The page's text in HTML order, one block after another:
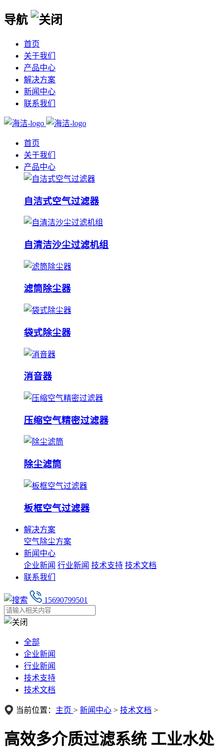
导航
首页
关于我们
产品中心
解决方案
新闻中心
联系我们
首页
关于我们
产品中心
自洁式空气过滤器
自清洁沙尘过滤机组
滤筒除尘器
袋式除尘器
消音器
压缩空气精密过滤器
除尘滤筒
板框空气过滤器
解决方案
空气除尘方案
新闻中心
企业新闻 行业新闻 技术支持 技术文档
联系我们
15690799501
全部
企业新闻
行业新闻
技术支持
技术文档
当前位置： 主页 > 新闻中心 > 技术文档 >
高效多介质过滤系统 工业水处